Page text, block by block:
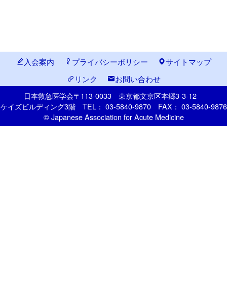
入会案内 プライバシーポリシー
サイトマップ
リンク
お問い合わせ
日本救急医学会〒113-0033 東京都文京区本郷3-3-12
ケイズビルディング3階 TEL： 03-5840-9870 FAX： 03-5840-9876
© Japanese Association for Acute Medicine